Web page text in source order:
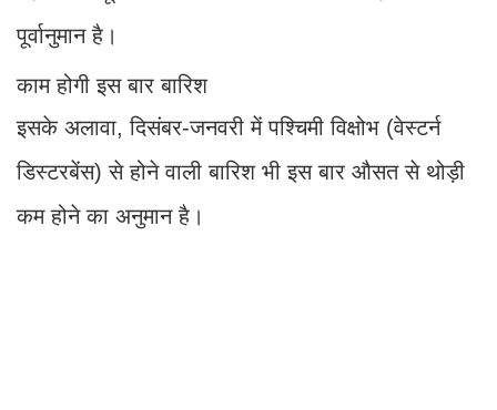
पूर्वानुमान है।
काम होगी इस बार बारिश
इसके अलावा, दिसंबर-जनवरी में पश्चिमी विक्षोभ (वेस्टर्न
डिस्टरबेंस) से होने वाली बारिश भी इस बार औसत से थोड़ी
कम होने का अनुमान है।